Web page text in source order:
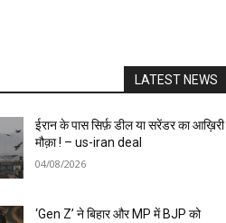
LATEST NEWS
ईरान के पास सिर्फ़ डील या सरेंडर का आख़िरी
मौक़ा ! – us-iran deal
04/08/2026
‘Gen Z’ ने बिहार और MP में BJP को